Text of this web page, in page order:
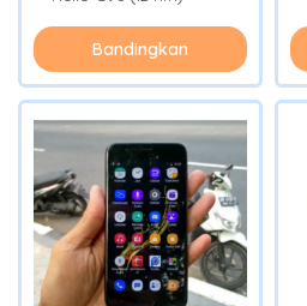
Bandingkan